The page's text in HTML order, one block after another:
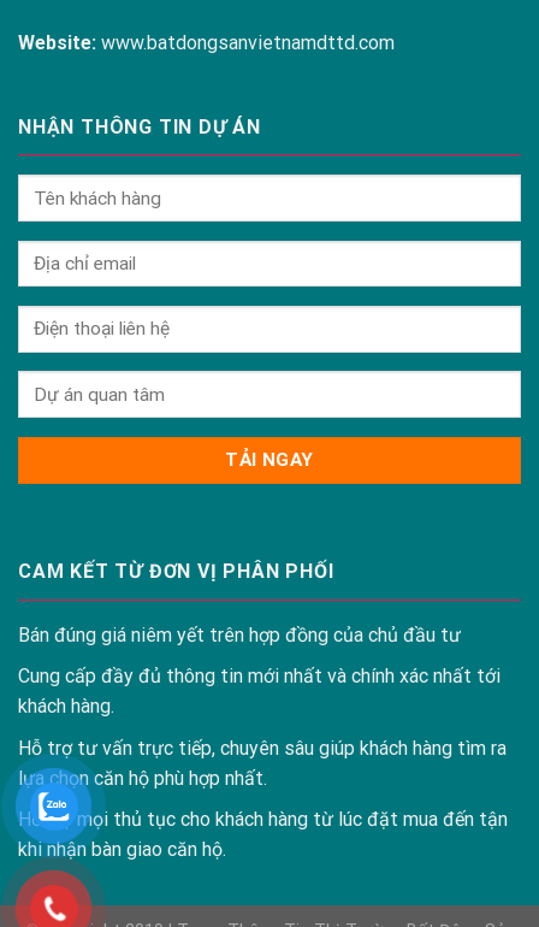
Website: www.batdongsanvietnamdttd.com
NHẬN THÔNG TIN DỰ ÁN
CAM KẾT TỪ ĐƠN VỊ PHÂN PHỐI
Bán đúng giá niêm yết trên hợp đồng của chủ đầu tư
Cung cấp đầy đủ thông tin mới nhất và chính xác nhất tới
khách hàng.
Hỗ trợ tư vấn trực tiếp, chuyên sâu giúp khách hàng tìm ra
lựa chọn căn hộ phù hợp nhất.
Hỗ trợ mọi thủ tục cho khách hàng từ lúc đặt mua đến tận
khi nhận bàn giao căn hộ.